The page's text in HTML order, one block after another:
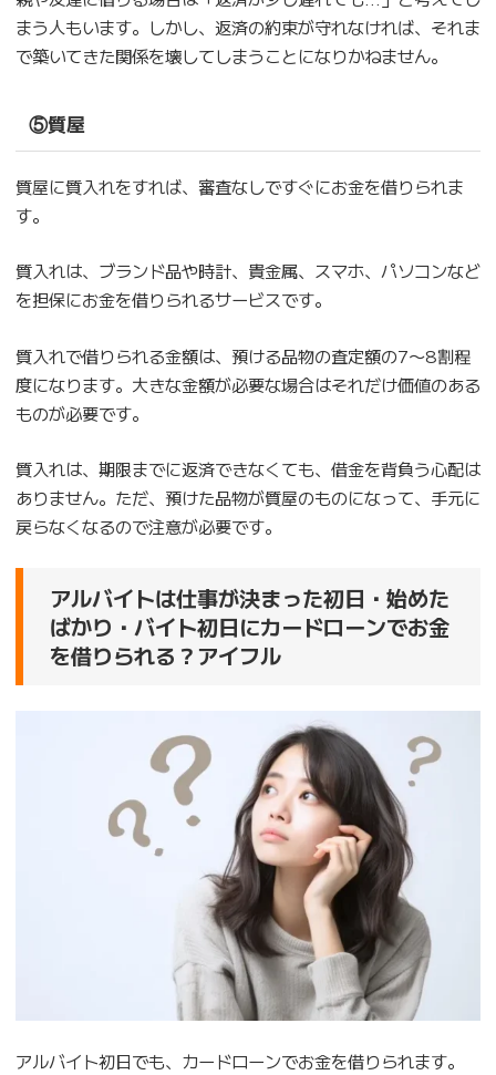
まう人もいます。しかし、返済の約束が守れなければ、それま
で築いてきた関係を壊してしまうことになりかねません。
⑤質屋
質屋に質入れをすれば、審査なしですぐにお金を借りられま
す。
質入れは、ブランド品や時計、貴金属、スマホ、パソコンなど
を担保にお金を借りられるサービスです。
質入れで借りられる金額は、預ける品物の査定額の7〜8割程
度になります。大きな金額が必要な場合はそれだけ価値のある
ものが必要です。
質入れは、期限までに返済できなくても、借金を背負う心配は
ありません。ただ、預けた品物が質屋のものになって、手元に
戻らなくなるので注意が必要です。
アルバイトは仕事が決まった初日・始めた
ばかり・バイト初日にカードローンでお金
を借りられる？アイフル
アルバイト初日でも、カードローンでお金を借りられます。